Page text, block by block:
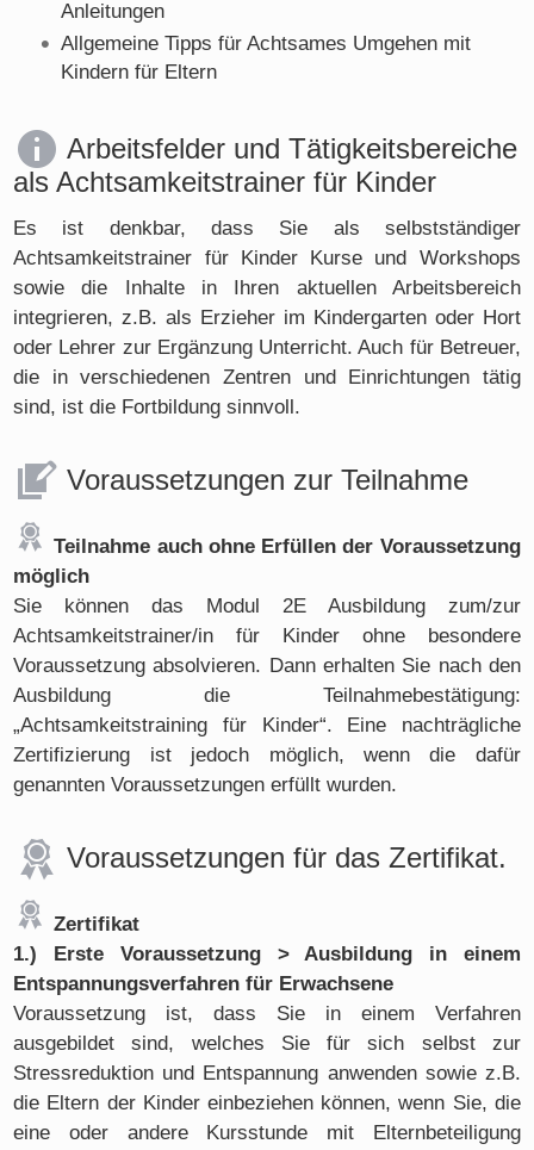
Anleitungen
Allgemeine Tipps für Achtsames Umgehen mit
Kindern für Eltern
Arbeitsfelder und Tätigkeitsbereiche
als Achtsamkeitstrainer für Kinder
Es ist denkbar, dass Sie als selbstständiger
Achtsamkeitstrainer für Kinder Kurse und Workshops
sowie die Inhalte in Ihren aktuellen Arbeitsbereich
integrieren, z.B. als Erzieher im Kindergarten oder Hort
oder Lehrer zur Ergänzung Unterricht. Auch für Betreuer,
die in verschiedenen Zentren und Einrichtungen tätig
sind, ist die Fortbildung sinnvoll.
Voraussetzungen zur Teilnahme
Teilnahme auch ohne Erfüllen der Voraussetzung
möglich
Sie können das Modul 2E Ausbildung zum/zur
Achtsamkeitstrainer/in für Kinder ohne besondere
Voraussetzung absolvieren. Dann erhalten Sie nach den
Ausbildung die Teilnahmebestätigung:
„Achtsamkeitstraining für Kinder“. Eine nachträgliche
Zertifizierung ist jedoch möglich, wenn die dafür
genannten Voraussetzungen erfüllt wurden.
Voraussetzungen für das Zertifikat.
Zertifikat
1.) Erste Voraussetzung > Ausbildung in einem
Entspannungsverfahren für Erwachsene
Voraussetzung ist, dass Sie in einem Verfahren
ausgebildet sind, welches Sie für sich selbst zur
Stressreduktion und Entspannung anwenden sowie z.B.
die Eltern der Kinder einbeziehen können, wenn Sie, die
eine oder andere Kursstunde mit Elternbeteiligung